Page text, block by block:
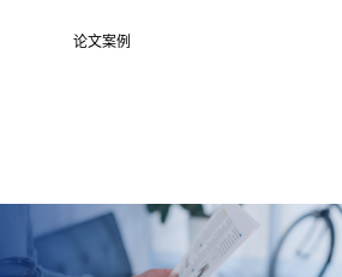
论文案例